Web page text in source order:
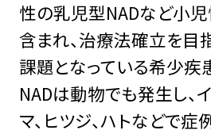
性の乳児型NADなど小
含まれ、治療法確立を目
課題となっている希少疾
NADは動物でも発生し、イ
マ、ヒツジ、ハトなどで症